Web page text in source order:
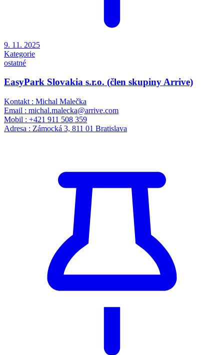
9. 11. 2025
Kategorie
ostatné
EasyPark Slovakia s.r.o. (člen skupiny Arrive)
Kontakt : Michal Malečka
Email : michal.malecka@arrive.com
Mobil : +421 911 508 359
Adresa : Zámocká 3, 811 01 Bratislava